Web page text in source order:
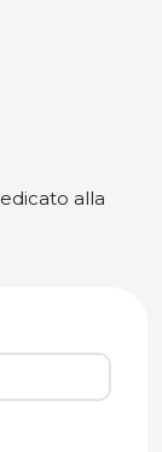
alla